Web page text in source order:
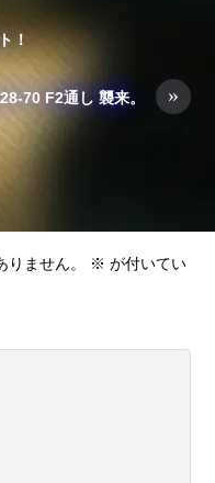
a
！
»
70 F2通し 襲来。
ません。 ※ が付いてい